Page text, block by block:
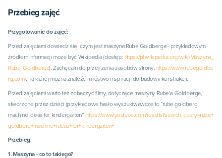
Przebieg zajęć
Przygotowanie do zajęć:
Przed zajęciamidowiedz się, czym jest maszyna Rube Goldberga - przykładowym
źródłem informacji może być Wikipedia (dostęp: https://pl.wikipedia.org/wiki/Maszyna_
Rube_Goldberga). Zachęcam do przejrzenia zasobów strony: https://www.rubegoldbe
rg.com/, na której można znaleźć mnóstwo inspiracji do budowy konstrukcji.
Przed zajęciami warto też zobaczyć filmy, dotyczące maszyny Rube’a Goldberga,
stworzone przez dzieci (przykładowe hasło wyszukiwawcze to “rube goldberg
machine ideas for kindergarten”: https://www.youtube.com/results?search_query=rube+
goldberg+machine+ideas+for+kindergarten+
Przebieg:
1. Maszyna - co to takiego?